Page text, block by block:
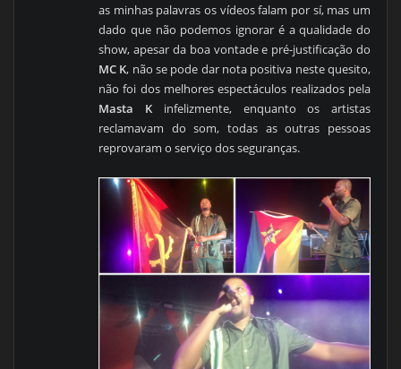
as minhas palavras os vídeos falam por sí, mas um
dado que não podemos ignorar é a qualidade do
show, apesar da boa vontade e pré-justificação do
MC K, não se pode dar nota positiva neste quesito,
não foi dos melhores espectáculos realizados pela
Masta Kinfelizmente, enquanto os artistas
reclamavam do som, todas as outras pessoas
reprovaram o serviço dos seguranças.